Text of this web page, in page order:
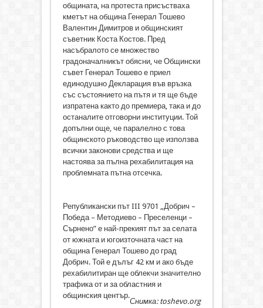
общината, на протеста присъстваха
кметът на община Генерал Тошево
Валентин Димитров и общинският
съветник Коста Костов. Пред
насъбралото се множество
градоначалникът обясни, че Общински
съвет Генерал Тошево е приел
единодушно Декларация във връзка
със състоянието на пътя и тя ще бъде
изпратена както до премиера, така и до
останалите отговорни институции. Той
допълни още, че паралелно с това
общинското ръководство ще използва
всички законови средства и ще
настоява за пълна рехабилитация на
проблемната пътна отсечка.
Републикански път III 9701 „Добрич –
Победа – Методиево – Преселенци –
Сърнено” е най-прекият път за селата
от южната и югоизточната част на
община Генерал Тошево до град
Добрич. Той е дълъг 42 км и ако бъде
рехабилитиран ще облекчи значително
трафика от и за областния и
общинския център.
Снимка: toshevo.org